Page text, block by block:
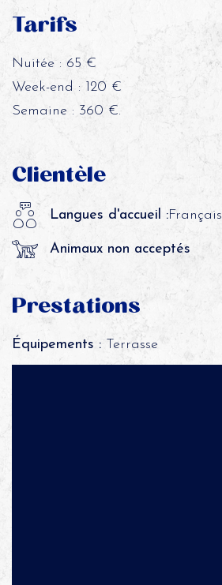
Tarifs
Nuitée : 65 €
Week-end : 120 €
Semaine : 360 €.
Clientèle
Langues d'accueil :Français
Animaux non acceptés
Prestations
Équipements :Terrasse